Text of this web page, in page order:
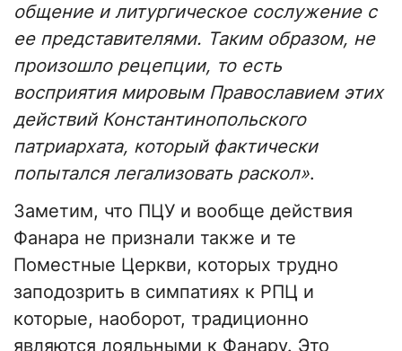
общение и литургическое сослужение с
ее представителями. Таким образом, не
произошло рецепции, то есть
восприятия мировым Православием этих
действий Константинопольского
патриархата, который фактически
попытался легализовать раскол».
Заметим, что ПЦУ и вообще действия
Фанара не признали также и те
Поместные Церкви, которых трудно
заподозрить в симпатиях к РПЦ и
которые, наоборот, традиционно
являются лояльными к Фанару. Это